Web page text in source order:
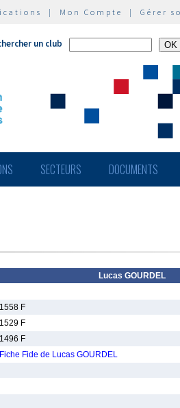
| Mon Compte | Gérer
un club
SECTEURS DOCUMENTS
Lucas GOURDEL
1558 F
1529 F
1496 F
Fiche Fide de Lucas GOURDEL